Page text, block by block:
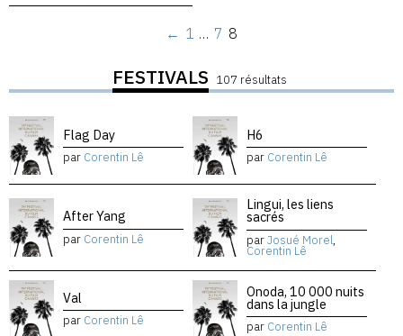
← 1 … 7 8
FESTIVALS 107 résultats
Flag Day
par Corentin Lê
H6
par Corentin Lê
After Yang
par Corentin Lê
Lingui, les liens
sacrés
parJosué Morel,
Corentin Lê
Val
par Corentin Lê
Onoda, 10 000 nuits
dans la jungle
par Corentin Lê